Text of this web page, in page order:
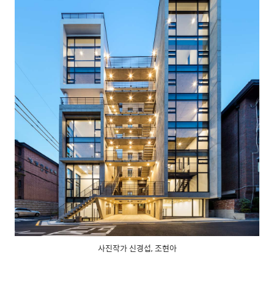
사진작가 신경섭, 조현아